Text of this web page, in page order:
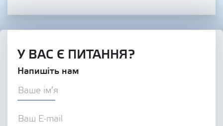
У ВАС Є ПИТАННЯ?
Напишіть нам